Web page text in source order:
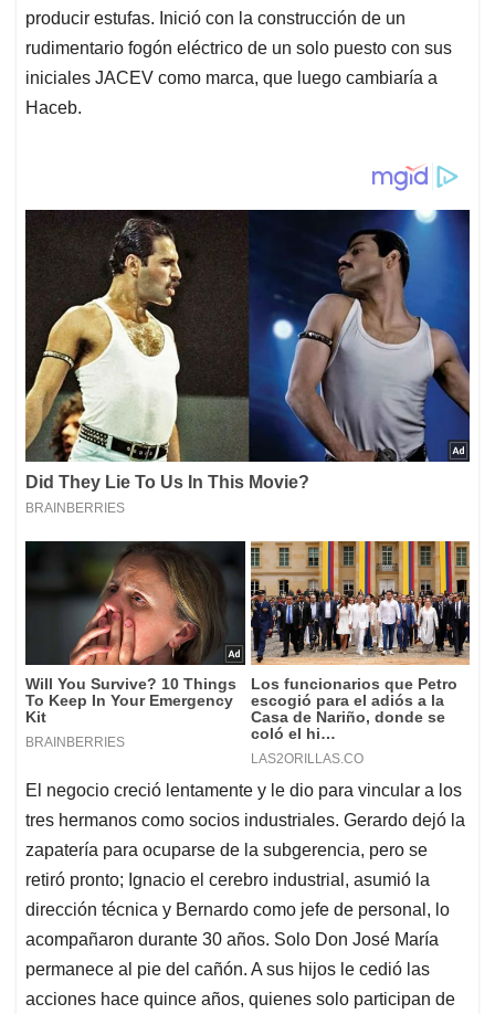
producir estufas. Inició con la construcción de un
rudimentario fogón eléctrico de un solo puesto con sus
iniciales JACEV como marca, que luego cambiaría a
Haceb.
El negocio creció lentamente y le dio para vincular a los
tres hermanos como socios industriales. Gerardo dejó la
zapatería para ocuparse de la subgerencia, pero se
retiró pronto; Ignacio el cerebro industrial, asumió la
dirección técnica y Bernardo como jefe de personal, lo
acompañaron durante 30 años. Solo Don José María
permanece al pie del cañón. A sus hijos le cedió las
acciones hace quince años, quienes solo participan de